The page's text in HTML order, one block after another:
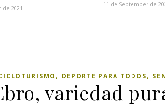
de 2021
11 de September de
, DEPORTE PARA TODOS,
variedad